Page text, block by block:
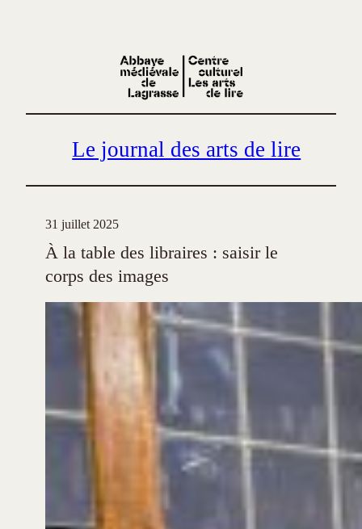
Le journal des arts de lire
31 juillet 2025
À la table des libraires : saisir le
corps des images